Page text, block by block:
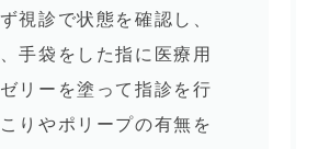
視診で状態を確認し、
手袋をした指に医療用
リーを塗って指診を行
りやポリープの有無を